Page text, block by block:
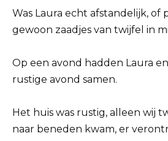
Was Laura echt afstandelijk, of
gewoon zaadjes van twijfel in
Op een avond hadden Laura
rustige avond samen.
Het huis was rustig, alleen wij
naar beneden kwam, er